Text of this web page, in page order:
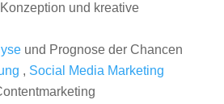
und kreative
und Prognose der Chancen
, Social Media Marketing